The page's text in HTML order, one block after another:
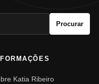
Procurar
Katia Ribeiro